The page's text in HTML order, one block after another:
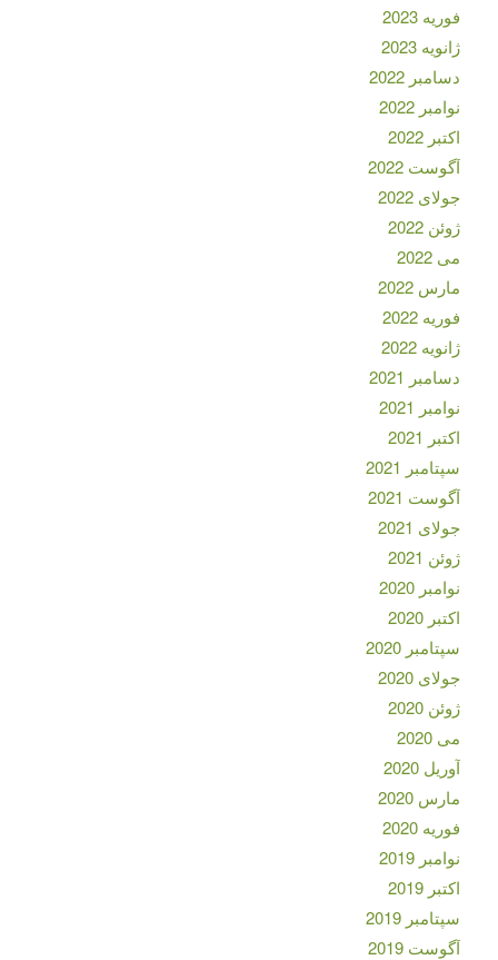
فوریه 2023
ژانویه 2023
دسامبر 2022
نوامبر 2022
اکتبر 2022
آگوست 2022
جولای 2022
ژوئن 2022
می 2022
مارس 2022
فوریه 2022
ژانویه 2022
دسامبر 2021
نوامبر 2021
اکتبر 2021
سپتامبر 2021
آگوست 2021
جولای 2021
ژوئن 2021
نوامبر 2020
اکتبر 2020
سپتامبر 2020
جولای 2020
ژوئن 2020
می 2020
آوریل 2020
مارس 2020
فوریه 2020
نوامبر 2019
اکتبر 2019
سپتامبر 2019
آگوست 2019